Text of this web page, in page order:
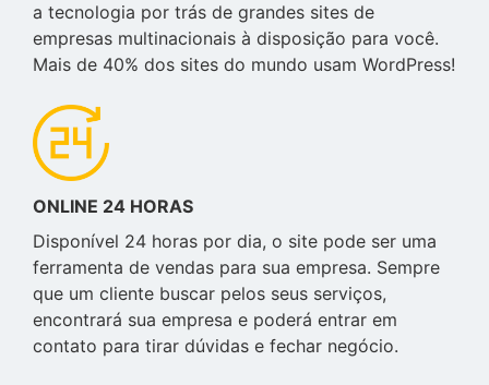
a tecnologia por trás de grandes sites de
empresas multinacionais à disposição para você.
Mais de 40% dos sites do mundo usam WordPress!
ONLINE 24 HORAS
Disponível 24 horas por dia, o site pode ser uma
ferramenta de vendas para sua empresa. Sempre
que um cliente buscar pelos seus serviços,
encontrará sua empresa e poderá entrar em
contato para tirar dúvidas e fechar negócio.